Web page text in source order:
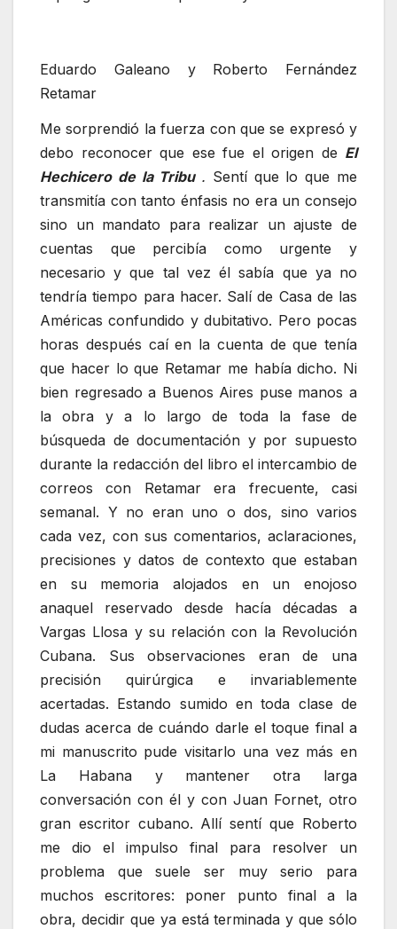
Eduardo Galeano y Roberto Fernández
Retamar
Me sorprendió la fuerza con que se expresó y
debo reconocer que ese fue el origen de El
Hechicero de la Tribu . Sentí que lo que me
transmitía con tanto énfasis no era un consejo
sino un mandato para realizar un ajuste de
cuentas que percibía como urgente y
necesario y que tal vez él sabía que ya no
tendría tiempo para hacer. Salí de Casa de las
Américas confundido y dubitativo. Pero pocas
horas después caí en la cuenta de que tenía
que hacer lo que Retamar me había dicho. Ni
bien regresado a Buenos Aires puse manos a
la obra y a lo largo de toda la fase de
búsqueda de documentación y por supuesto
durante la redacción del libro el intercambio de
correos con Retamar era frecuente, casi
semanal. Y no eran uno o dos, sino varios
cada vez, con sus comentarios, aclaraciones,
precisiones y datos de contexto que estaban
en su memoria alojados en un enojoso
anaquel reservado desde hacía décadas a
Vargas Llosa y su relación con la Revolución
Cubana. Sus observaciones eran de una
precisión quirúrgica e invariablemente
acertadas. Estando sumido en toda clase de
dudas acerca de cuándo darle el toque final a
mi manuscrito pude visitarlo una vez más en
La Habana y mantener otra larga
conversación con él y con Juan Fornet, otro
gran escritor cubano. Allí sentí que Roberto
me dio el impulso final para resolver un
problema que suele ser muy serio para
muchos escritores: poner punto final a la
obra, decidir que ya está terminada y que sólo